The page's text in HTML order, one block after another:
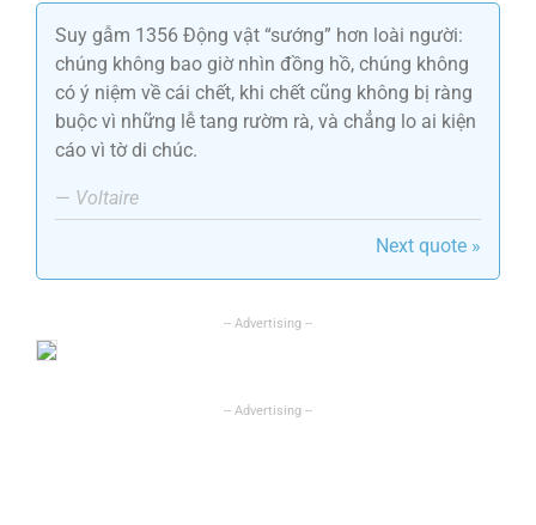
Suy gẫm 1356 Động vật “sướng” hơn loài người:
chúng không bao giờ nhìn đồng hồ, chúng không
có ý niệm về cái chết, khi chết cũng không bị ràng
buộc vì những lễ tang rườm rà, và chẳng lo ai kiện
cáo vì tờ di chúc.
— Voltaire
Next quote »